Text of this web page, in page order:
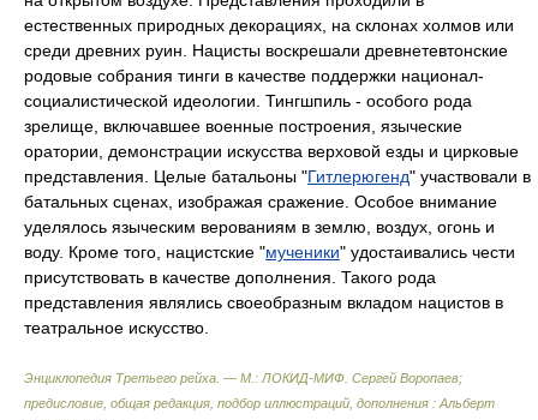
естественных природных декорациях, на склонах холмов или
среди древних руин. Нацисты воскрешали древнетевтонские
родовые собрания тинги в качестве поддержки национал-
социалистической идеологии. Тингшпиль - особого рода
зрелище, включавшее военные построения, языческие
оратории, демонстрации искусства верховой езды и цирковые
представления. Целые батальоны "Гитлерюгенд" участвовали в
батальных сценах, изображая сражение. Особое внимание
уделялось языческим верованиям в землю, воздух, огонь и
воду. Кроме того, нацистские "мученики" удостаивались чести
присутствовать в качестве дополнения. Такого рода
представления являлись своеобразным вкладом нацистов в
театральное искусство.
Энциклопедия Третьего рейха. — М.: ЛОКИД-МИФ Сергей Воропаев;
предисловие, общая редакция, подбор иллюстраций, дополнения : Альберт